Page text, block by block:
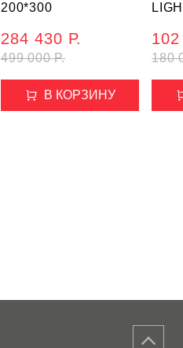
200*300
499 000 Р.
284 430 Р.
В КОРЗИНУ
180